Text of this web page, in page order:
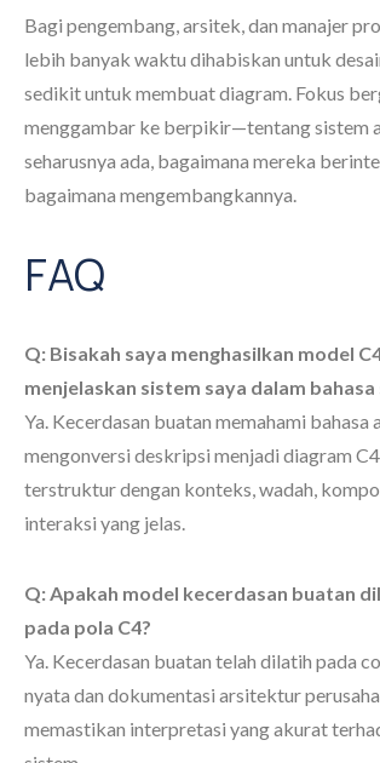
Bagi pengembang, arsitek, dan manajer
lebih banyak waktu dihabiskan untuk
sedikit untuk membuat diagram. Fokus
menggambar ke berpikir—tentang sistem
seharusnya ada, bagaimana mereka
bagaimana mengembangkannya.
FAQ
Q: Bisakah saya menghasilkan model
menjelaskan sistem saya dalam
Ya. Kecerdasan buatan memahami bahasa
mengonversi deskripsi menjadi diagram
terstruktur dengan konteks, wadah,
interaksi yang jelas.
Q: Apakah model kecerdasan buatan
pada pola C4?
Ya. Kecerdasan buatan telah dilatih pada
nyata dan dokumentasi arsitektur
memastikan interpretasi yang akurat